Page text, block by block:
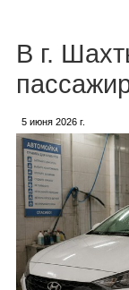
В г.
5 июня 2026 г.